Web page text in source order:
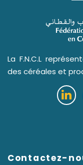
La F.N.C.L
des céréales et
Contactez-